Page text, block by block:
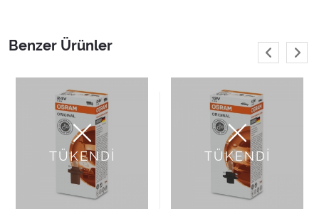
Benzer Ürünler
TÜKENDİ TÜKENDİ